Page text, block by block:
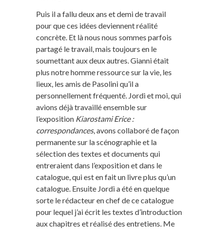
Puis il a fallu deux ans et demi de travail
pour que ces idées deviennent réalité
concrète. Et là nous nous sommes parfois
partagé le travail, mais toujours en le
soumettant aux deux autres. Gianni était
plus notre homme ressource sur la vie, les
lieux, les amis de Pasolini qu’il a
personnellement fréquenté. Jordi et moi, qui
avions déjà travaillé ensemble sur
l’exposition Kiarostami Erice :
correspondances, avons collaboré de façon
permanente sur la scénographie et la
sélection des textes et documents qui
entreraient dans l’exposition et dans le
catalogue, qui est en fait un livre plus qu’un
catalogue. Ensuite Jordi a été en quelque
sorte le rédacteur en chef de ce catalogue
pour lequel j’ai écrit les textes d’introduction
aux chapitres et réalisé des entretiens. Me